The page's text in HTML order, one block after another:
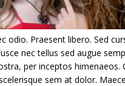
Praesent libero. Sed
nec tellus sed augue
per inceptos himenaeos.
sem at dolor.